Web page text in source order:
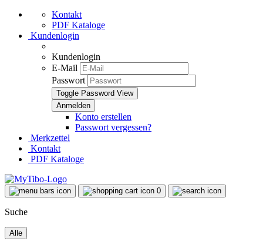
Kontakt
PDF Kataloge
Kundenlogin
Kundenlogin
E-Mail
Passwort
Toggle Password View
Konto erstellen
Passwort vergessen?
Merkzettel
Kontakt
PDF Kataloge
0
Suche
Alle